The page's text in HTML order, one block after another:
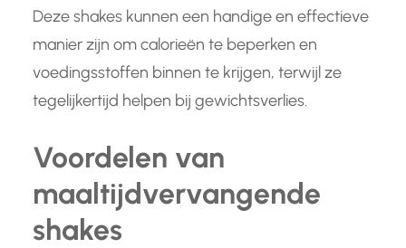
Deze shakes kunnen een handige en effectieve
manier zijn om calorieën te beperken en
voedingsstoffen binnen te krijgen, terwijl ze
tegelijkertijd helpen bij gewichtsverlies.
Voordelen van
maaltijdvervangende
shakes